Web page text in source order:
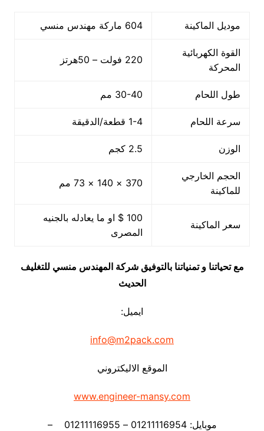
موديل الماكينة 604 ماركة مهندس منسي
القوة الكهربائية
المحركة
220 فولت – 50هرتز
طول اللحام 30-40 مم
سرعة اللحام 1-4 قطعة/الدقيقة
الوزن 2.5 كجم
الحجم الخارجي
للماكينة
370 × 140 × 73 مم
سعر الماكينة
100 $ او ما يعادله بالجنيه
المصرى
مع تحياتنا و تمنياتنا بالتوفيق شركة المهندس منسي للتغليف
الحديث
ايميل:
info@m2pack.com
الموقع الاليكتروني
www.engineer-mansy.com
موبايل: 01211116954 – 01211116955 –